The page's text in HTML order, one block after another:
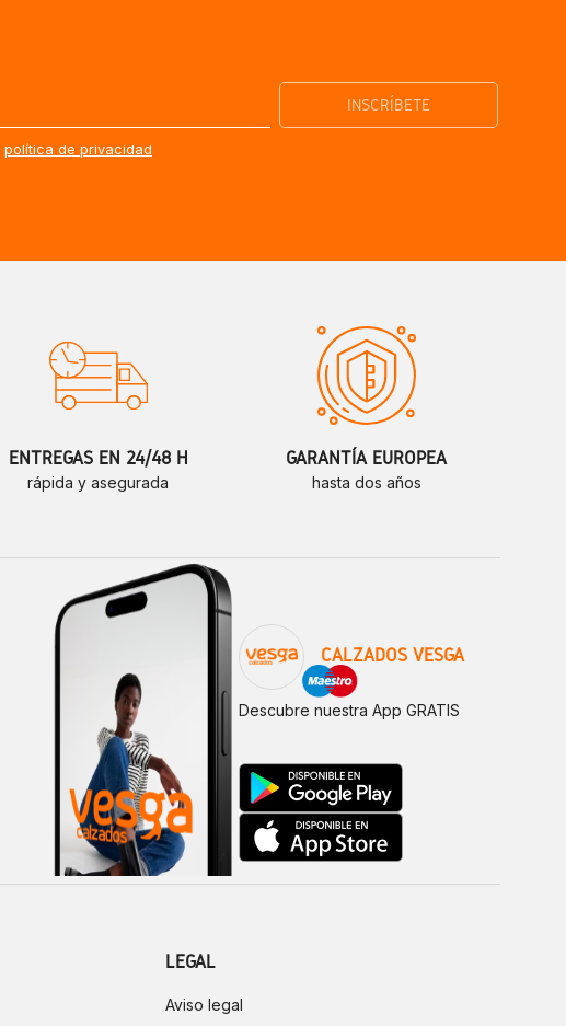
política de privacidad
ENTREGAS EN 24/48 H
rápida y asegurada
GARANTÍA EUROPEA
hasta dos años
CALZADOS VESGA
Descubre nuestra App GRATIS
LEGAL
Aviso legal